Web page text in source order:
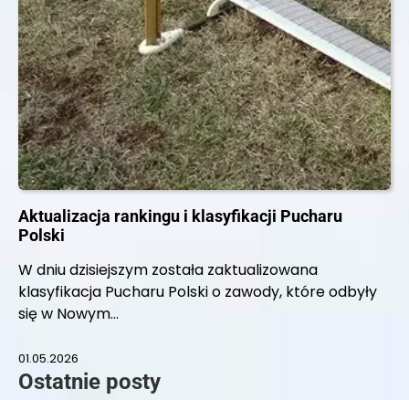
Aktualizacja rankingu i klasyfikacji Pucharu
Polski
W dniu dzisiejszym została zaktualizowana
klasyfikacja Pucharu Polski o zawody, które odbyły
się w Nowym…
01.05.2026
Ostatnie posty